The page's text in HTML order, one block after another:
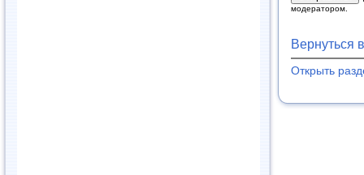
модератором.
Вернуться
Открыть